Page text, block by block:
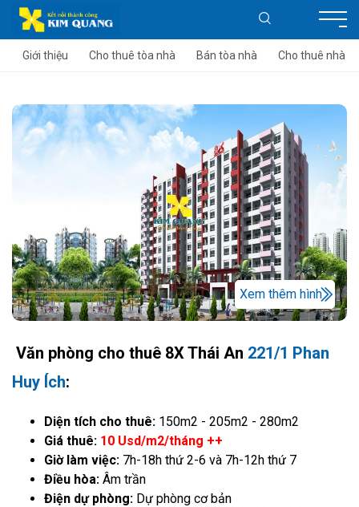
Giới thiệu Cho thuê tòa nhà Bán tòa nhà Cho thuê nhà
Xem thêm hình
Văn phòng cho thuê 8X Thái An 221/1 Phan
Huy Ích:
Diện tích cho thuê: 150m2 - 205m2 - 280m2
Giá thuê: 10 Usd/m2/tháng ++
Giờ làm việc: 7h-18h thứ 2-6 và 7h-12h thứ 7
Điều hòa: Âm trần
Điện dự phòng: Dự phòng cơ bản